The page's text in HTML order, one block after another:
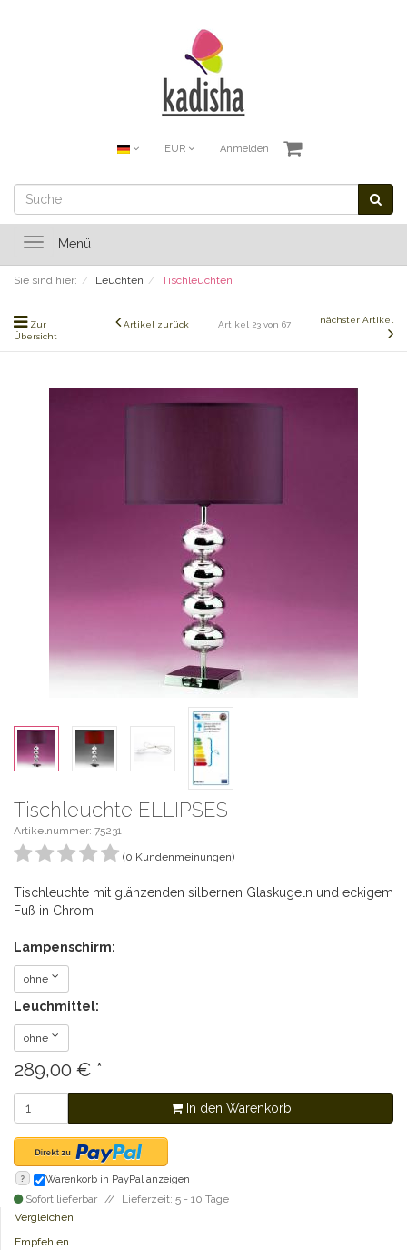
EUR Anmelden
ToggleMenü
Sie sind hier: Leuchten Tischleuchten
Zur
Übersicht
Artikel zurück Artikel 23 von 67 nächster Artikel
Tischleuchte ELLIPSES
Artikelnummer: 75231
(0 Kundenmeinungen)
Tischleuchte mit glänzenden silbernen Glaskugeln und eckigem
Fuß in Chrom
Lampenschirm:
ohne
Leuchmittel:
ohne
289,00 € *
In den Warenkorb
? Warenkorb in PayPal anzeigen
Sofort lieferbar
Lieferzeit: 5 - 10 Tage
Vergleichen
Empfehlen